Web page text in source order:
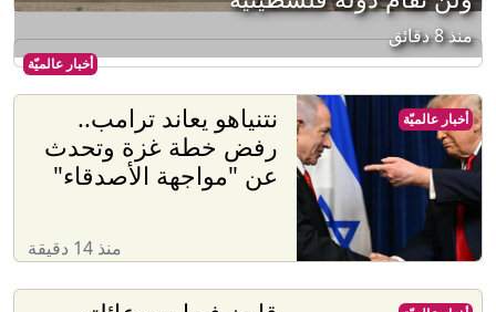
أخبار عالميّة
منذ 8 دقائق
نتنياهو يعاند ترامب..
رفض خطة غزة وتحدث
عن "مواجهة الأصدقاء"
منذ 14 دقيقة
أخبار عالميّة